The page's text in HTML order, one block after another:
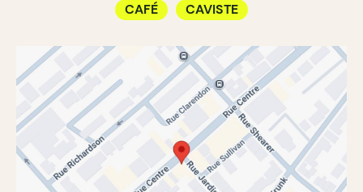
CAFÉ CAVISTE